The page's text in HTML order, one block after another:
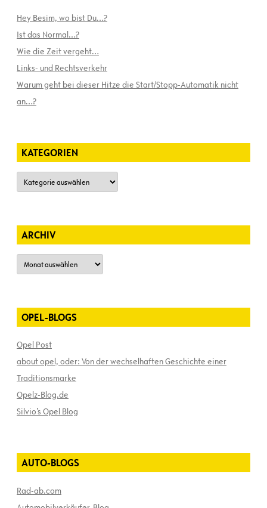
Hey Besim, wo bist Du…?
Ist das Normal…?
Wie die Zeit vergeht…
Links- und Rechtsverkehr
Warum geht bei dieser Hitze die Start/Stopp-Automatik nicht
an…?
KATEGORIEN
Kategorien
ARCHIV
Archiv
OPEL-BLOGS
Opel Post
about opel, oder: Von der wechselhaften Geschichte einer
Traditionsmarke
Opelz-Blog.de
Silvio’s Opel Blog
AUTO-BLOGS
Rad-ab.com